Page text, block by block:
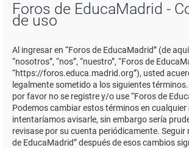
Foros de EducaMadrid -
de uso
Al ingresar en “Foros de EducaMadrid” (de
“nosotros”, “nos”, “nuestro”, “Foros de
“https://foros.educa.madrid.org”), usted
legalmente sometido a los siguientes
por favor no se registre y/o use “Foros de
Podemos cambiar estos términos en cualquier
intentaríamos avisarle, sin embargo sería
revisase por su cuenta periódicamente. Seguir
de EducaMadrid” después de esos cambios